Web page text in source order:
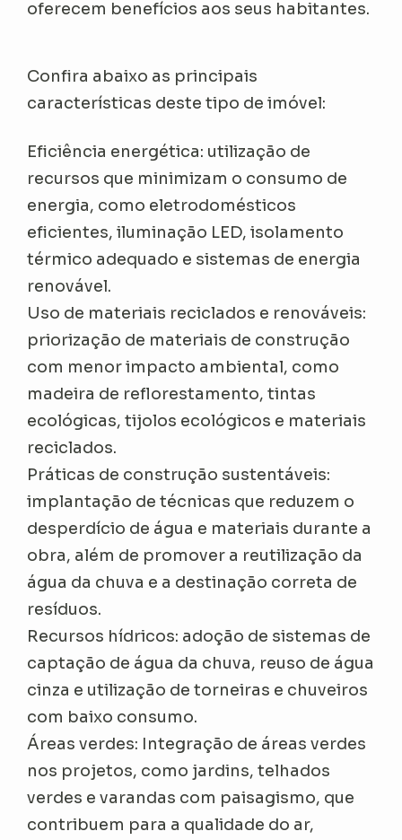
oferecem benefícios aos seus habitantes.
Confira abaixo as principais
características deste tipo de imóvel:
Eficiência energética: utilização de
recursos que minimizam o consumo de
energia, como eletrodomésticos
eficientes, iluminação LED, isolamento
térmico adequado e sistemas de energia
renovável.
Uso de materiais reciclados e renováveis:
priorização de materiais de construção
com menor impacto ambiental, como
madeira de reflorestamento, tintas
ecológicas, tijolos ecológicos e materiais
reciclados.
Práticas de construção sustentáveis:
implantação de técnicas que reduzem o
desperdício de água e materiais durante a
obra, além de promover a reutilização da
água da chuva e a destinação correta de
resíduos.
Recursos hídricos: adoção de sistemas de
captação de água da chuva, reuso de água
cinza e utilização de torneiras e chuveiros
com baixo consumo.
Áreas verdes: Integração de áreas verdes
nos projetos, como jardins, telhados
verdes e varandas com paisagismo, que
contribuem para a qualidade do ar,